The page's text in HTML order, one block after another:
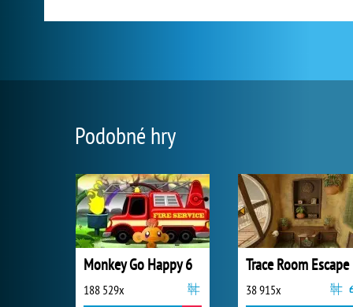
Podobné hry
Monkey Go Happy 6
188 529x
Trace Room Escape
38 915x